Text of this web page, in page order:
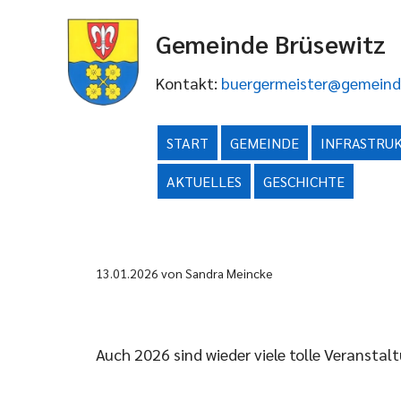
Gemeinde Brüsewitz
Kontakt:
START GEMEINDE
AKTUELLES GESCHICHTE
13.01.2026 von Sandra Meincke
Auch 2026 sind wieder viele tolle